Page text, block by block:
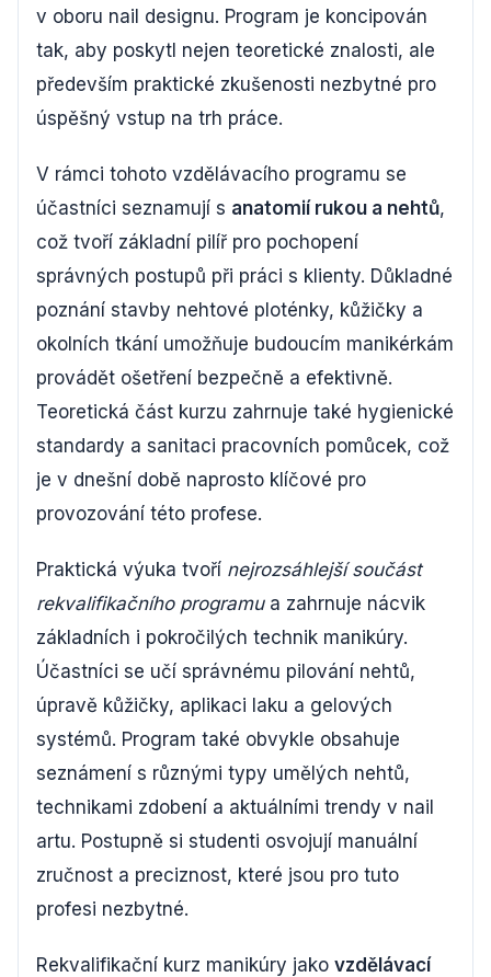
v oboru nail designu. Program je koncipován
tak, aby poskytl nejen teoretické znalosti, ale
především praktické zkušenosti nezbytné pro
úspěšný vstup na trh práce.
V rámci tohoto vzdělávacího programu se
účastníci seznamují s anatomií rukou a nehtů,
což tvoří základní pilíř pro pochopení
správných postupů při práci s klienty. Důkladné
poznání stavby nehtové ploténky, kůžičky a
okolních tkání umožňuje budoucím manikérkám
provádět ošetření bezpečně a efektivně.
Teoretická část kurzu zahrnuje také hygienické
standardy a sanitaci pracovních pomůcek, což
je v dnešní době naprosto klíčové pro
provozování této profese.
Praktická výuka tvoří nejrozsáhlejší součást
rekvalifikačního programua zahrnuje nácvik
základních i pokročilých technik manikúry.
Účastníci se učí správnému pilování nehtů,
úpravě kůžičky, aplikaci laku a gelových
systémů. Program také obvykle obsahuje
seznámení s různými typy umělých nehtů,
technikami zdobení a aktuálními trendy v nail
artu. Postupně si studenti osvojují manuální
zručnost a preciznost, které jsou pro tuto
profesi nezbytné.
Rekvalifikační kurz manikúry jako vzdělávací